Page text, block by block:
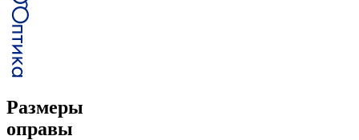
Размеры
оправы